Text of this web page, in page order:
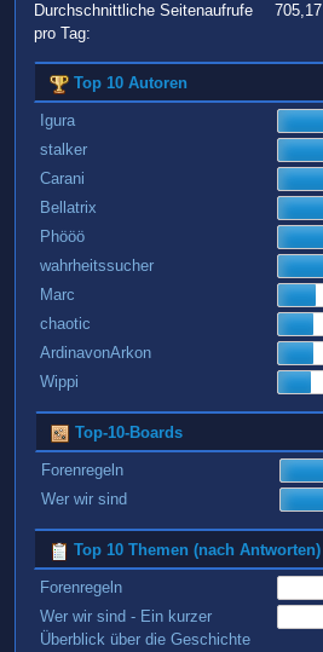
Durchschnittliche Seitenaufrufe
pro Tag:
705,17
Top 10 Autoren
Igura
stalker
Carani
Bellatrix
Phööö
wahrheitssucher
Marc
chaotic
ArdinavonArkon
Wippi
Top-10-Boards
Forenregeln
Wer wir sind
Top 10 Themen (nach Antworten)
Forenregeln
Wer wir sind - Ein kurzer
Überblick über die Geschichte